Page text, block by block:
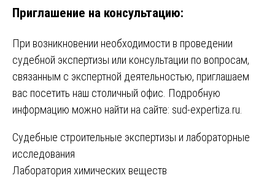
Приглашение на консультацию:
При возникновении необходимости в проведении
судебной экспертизы или консультации по вопросам,
связанным с экспертной деятельностью, приглашаем
вас посетить наш столичный офис. Подробную
информацию можно найти на сайте: sud-expertiza.ru.
Навигация
по
Судебные строительные экспертизы и лабораторные
исследования
Лаборатория химических веществ